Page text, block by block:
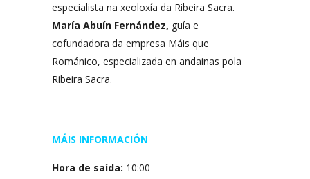
especialista na xeoloxía da Ribeira Sacra.
María Abuín Fernández, guía e
cofundadora da empresa Máis que
Románico, especializada en andainas pola
Ribeira Sacra.
MÁIS INFORMACIÓN
Hora de saída: 10:00